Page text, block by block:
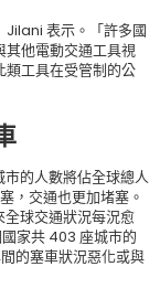
Jilani 表示。「許多國
其他電動交通工具視
類工具在受管制的公
的人數將佔全球總人
，交通也更加堵塞。
球交通狀況每況愈
家共 403 座城市的
的塞車狀況惡化或與